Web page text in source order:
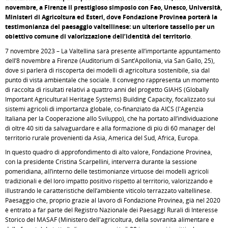
novembre, a Firenze il prestigioso simposio con Fao, Unesco, Università,
Ministeri di Agricoltura ed Esteri, dove Fondazione Provinea porterà la
testimonianza del paesaggio valtellinese: un ulteriore tassello per un
obiettivo comune di valorizzazione dell’identità del territorio.
7 novembre 2023 – La Valtellina sarà presente all’importante appuntamento
dell’8 novembre a Firenze (Auditorium di Sant’Apollonia, via San Gallo, 25),
dove si parlerà di riscoperta dei modelli di agricoltura sostenibile, sia dal
punto di vista ambientale che sociale. Il convegno rappresenta un momento
di raccolta di risultati relativi a quattro anni del progetto GIAHS (Globally
Important Agricultural Heritage Systems) Building Capacity, focalizzato sui
sistemi agricoli di importanza globale, co-finanziato da AICS (l'Agenzia
Italiana per la Cooperazione allo Sviluppo), che ha portato all’individuazione
di oltre 40 siti da salvaguardare e alla formazione di più di 60 manager del
territorio rurale provenienti da Asia, America del Sud, Africa, Europa.
In questo quadro di approfondimento di alto valore, Fondazione Provinea,
con la presidente Cristina Scarpellini, interverrà durante la sessione
pomeridiana, all’interno delle testimonianze virtuose dei modelli agricoli
tradizionali e del loro impatto positivo rispetto al territorio, valorizzando e
illustrando le caratteristiche dell’ambiente viticolo terrazzato valtellinese.
Paesaggio che, proprio grazie al lavoro di Fondazione Provinea, già nel 2020
è entrato a far parte del Registro Nazionale dei Paesaggi Rurali di Interesse
Storico del MASAF (Ministero dell'agricoltura, della sovranità alimentare e